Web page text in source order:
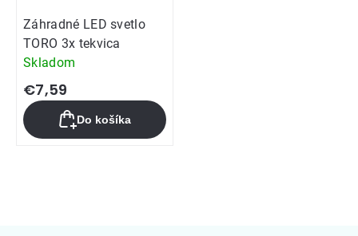
Záhradné LED svetlo
TORO 3x tekvica
Skladom
€7,59
Do košíka